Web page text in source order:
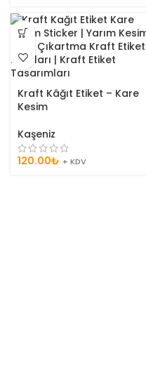
Kraft Kâğıt Etiket – Kare
Kesim
Kaşeniz
120.00₺ + KDV